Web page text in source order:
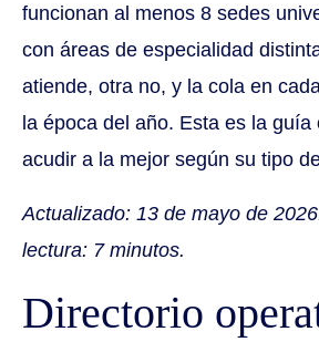
funcionan al menos 8 sedes
con áreas de especialidad
atiende, otra no, y la cola en
la época del año. Esta es la guía
acudir a la mejor según su tipo
Actualizado: 13 de mayo de
lectura: 7 minutos.
Directorio